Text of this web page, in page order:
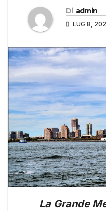
Di admin
LUG 8,
La Grande